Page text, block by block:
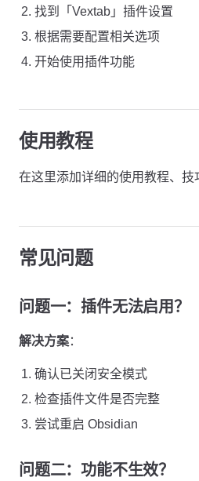
找到「Vextab」插件设置
根据需要配置相关选项
开始使用插件功能
使用教程
在这里添加详细的使用教程、技
常见问题
问题一：插件无法启用？
解决方案：
确认已关闭安全模式
检查插件文件是否完整
尝试重启 Obsidian
问题二：功能不生效？